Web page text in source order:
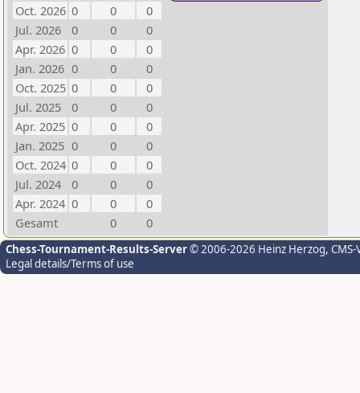
Oct. 2026 0 0
0
Jul. 2026
0 0
0
Apr. 2026 0 0
0
Jan. 2026 0 0
0
Oct. 2025 0 0
0
Jul. 2025
0 0
0
Apr. 2025 0 0
0
Jan. 2025 0 0
0
Oct. 2024 0 0
0
Jul. 2024
0 0
0
Apr. 2024 0 0
0
Gesamt
0 0
Chess-Tournament-Results-Server© 2006-2026 Heinz Herzog,
Legal details/Terms of use